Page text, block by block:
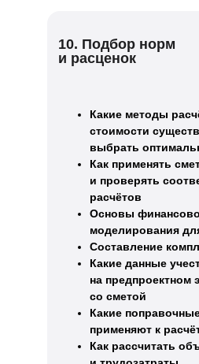
10. Подбор норм
и расценок
Какие методы
стоимости
выбрать
Как применять
и проверять
расчётов
Основы
моделирования
Составление
Какие данные
на предпроектном
со сметой
Какие
применяют к
Как рассчитать